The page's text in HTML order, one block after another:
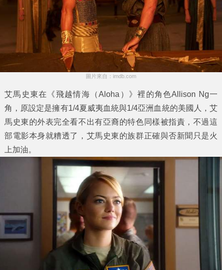
圖片來自：imdb.com
艾馬史東在《飛越情海（Aloha）》裡的角色Allison Ng一
角，原設定是擁有1/4夏威夷血統與1/4亞洲血統的美國人，艾
馬史東的外表完全看不出有亞裔的特色同樣被指責，不過這
部電影本身就糟透了，艾馬史東的族群正確與否新聞只是火
上加油。